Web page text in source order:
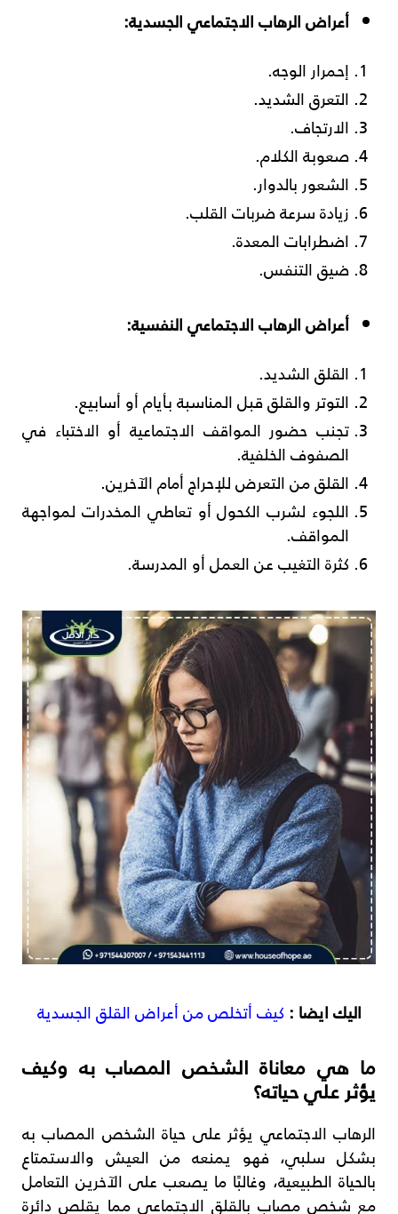
أعراض الرهاب الاجتماعي الجسدية:
إحمرار الوجه.
التعرق الشديد.
الارتجاف.
صعوبة الكلام.
الشعور بالدوار.
زيادة سرعة ضربات القلب.
اضطرابات المعدة.
ضيق التنفس.
أعراض الرهاب الاجتماعي النفسية:
القلق الشديد.
التوتر والقلق قبل المناسبة بأيام أو أسابيع.
تجنب حضور المواقف الاجتماعية أو الاختباء في
الصفوف الخلفية.
القلق من التعرض للإحراج أمام الآخرين.
اللجوء لشرب الكحول أو تعاطي المخدرات لمواجهة
المواقف.
كثرة التغيب عن العمل أو المدرسة.
اليك ايضا : كيف أتخلص من أعراض القلق الجسدية
ما هي معاناة الشخص المصاب به وكيف
يؤثر علي حياته؟
الرهاب الاجتماعي يؤثر على حياة الشخص المصاب به
بشكل سلبي، فهو يمنعه من العيش والاستمتاع
بالحياة الطبيعية، وغالبًا ما يصعب على الآخرين التعامل
مع شخص مصاب بالقلق الاجتماعي مما يقلص دائرة